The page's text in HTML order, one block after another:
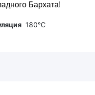
Бархата!
180°C